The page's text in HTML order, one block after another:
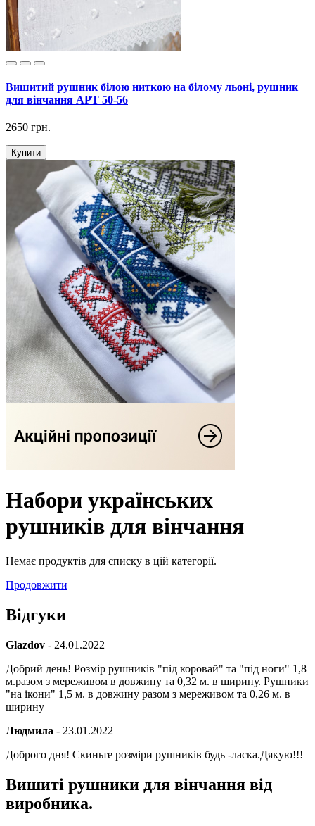
Вишитий рушник білою ниткою на білому льоні, рушник
для вінчання АРТ 50-56
2650 грн.
Купити
Набори українських
рушників для вінчання
Немає продуктів для списку в цій категорії.
Продовжити
Відгуки
Glazdov - 24.01.2022
Добрий день! Розмір рушників "під коровай" та "під ноги" 1,8
м.разом з мереживом в довжину та 0,32 м. в ширину. Рушники
"на ікони" 1,5 м. в довжину разом з мереживом та 0,26 м. в
ширину
Людмила - 23.01.2022
Доброго дня! Скиньте розміри рушників будь -ласка.Дякую!!!
Вишиті рушники для вінчання від
виробника.